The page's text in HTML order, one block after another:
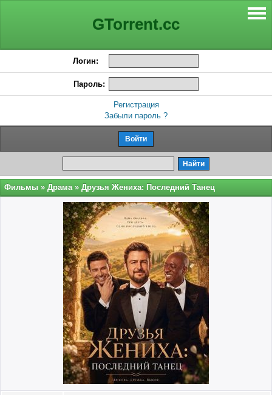
GTorrent.cc
Логин:
Пароль:
Регистрация
Забыли пароль ?
Фильмы » Драма » Друзья Жениха: Последний Танец